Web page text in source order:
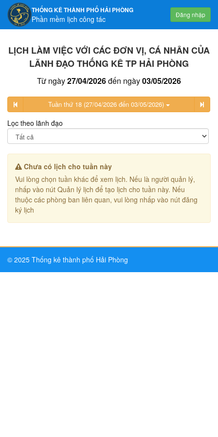
THỐNG KÊ THÀNH PHỐ HẢI PHÒNG
Phần mềm lịch công tác Đăng nhập
LỊCH LÀM VIỆC VỚI CÁC ĐƠN VỊ, CÁ NHÂN CỦA
LÃNH ĐẠO THỐNG KÊ TP HẢI PHÒNG
Từ ngày27/04/2026đến ngày03/05/2026
Tuần thứ 18 (27/04/2026 đến 03/05/2026)
Lọc theo lãnh đạo
Chưa có lịch cho tuần này
Vui lòng chọn tuần khác để xem lịch. Nếu là người quản lý,
nhấp vào nút Quản lý lịch để tạo lịch cho tuần này. Nếu
thuộc các phòng ban liên quan, vui lòng nhấp vào nút đăng
ký lịch
© 2025 Thống kê thành phố Hải Phòng